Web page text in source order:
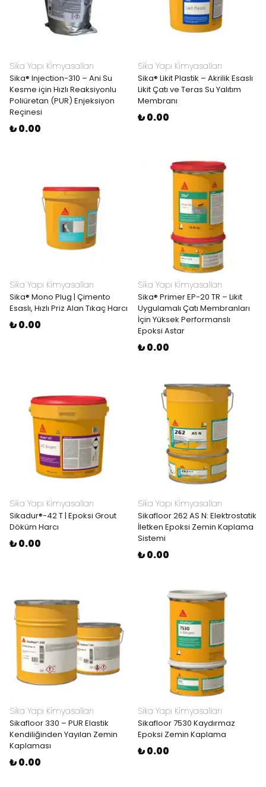
Sika Yapı Kimyasalları
Sika® Injection-310 – Ani Su
Kesme için Hızlı Reaksiyonlu
Poliüretan (PUR) Enjeksiyon
Reçinesi
₺ 0.00
Sika Yapı Kimyasalları
Sika® Likit Plastik – Akrilik Esaslı
Likit Çatı ve Teras Su Yalıtım
Membranı
₺ 0.00
Sika Yapı Kimyasalları
Sika® Mono Plug | Çimento
Esaslı, Hızlı Priz Alan Tıkaç Harcı
₺ 0.00
Sika Yapı Kimyasalları
Sika® Primer EP-20 TR – Likit
Uygulamalı Çatı Membranları
İçin Yüksek Performanslı
Epoksi Astar
₺ 0.00
Sika Yapı Kimyasalları
Sikadur®-42 T | Epoksi Grout
Döküm Harcı
₺ 0.00
Sika Yapı Kimyasalları
Sikafloor 262 AS N: Elektrostatik
İletken Epoksi Zemin Kaplama
Sistemi
₺ 0.00
Sika Yapı Kimyasalları
Sikafloor 330 – PUR Elastik
Kendiliğinden Yayılan Zemin
Kaplaması
₺ 0.00
Sika Yapı Kimyasalları
Sikafloor 7530 Kaydırmaz
Epoksi Zemin Kaplama
₺ 0.00